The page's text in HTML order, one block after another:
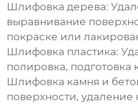
Шлифовка дерева:
выравнивание
покраске или
Шлифовка пластика:
полировка, подготовка
Шлифовка камня и
поверхности, удаление